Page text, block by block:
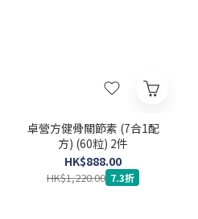
卓營方健骨關節素 (7合1配
方) (60粒) 2件
HK$888.00
HK$1,220.00 7.3折